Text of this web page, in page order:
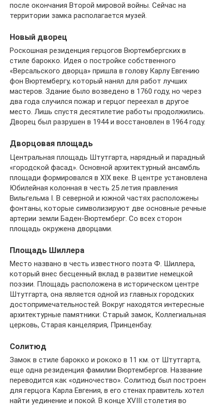
после окончания Второй мировой войны. Сейчас на
территории замка располагается музей.
Новый дворец
Роскошная резиденция герцогов Вюртембергских в
стиле барокко. Идея о постройке собственного
«Версальского дворца» пришла в голову Карлу Евгению
фон Вюртембергу, который нанял для работ лучших
мастеров. Здание было возведено в 1760 году, но через
два года случился пожар и герцог переехал в другое
место. Лишь спустя десятилетие работы продолжились.
Дворец был разрушен в 1944 и восстановлен в 1964 году.
Дворцовая площадь
Центральная площадь Штутгарта, нарядный и парадный
«городской фасад». Основной архитектурный ансамбль
площади формировался в XIX веке. В центре установлена
Юбилейная колонная в честь 25 летия правления
Вильгельма I. В северной и южной частях расположены
фонтаны, которые символизируют две основные речные
артерии земли Баден-Вюртемберг. Со всех сторон
площадь окружена дворцами.
Площадь Шиллера
Место названо в честь известного поэта Ф. Шиллера,
который внес бесценный вклад в развитие немецкой
поэзии. Площадь расположена в историческом центре
Штутгарта, она является одной из главных городских
достопримечательностей. Вокруг находятся интересные
архитектурные памятники: Старый замок, Коллегиальная
церковь, Старая канцелярия, Принценбау.
Солитюд
Замок в стиле барокко и рококо в 11 км. от Штутгарта,
еще одна резиденция фамилии Вюртембергов. Название
переводится как «одиночество». Солитюд был построен
для герцога Карла Евгения, в его стенах правитель хотел
найти уединение и покой. В конце XVIII столетия во